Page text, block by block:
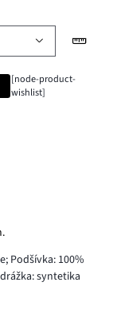
[node-product-
wishlist]
Podšívka: 100%
syntetika